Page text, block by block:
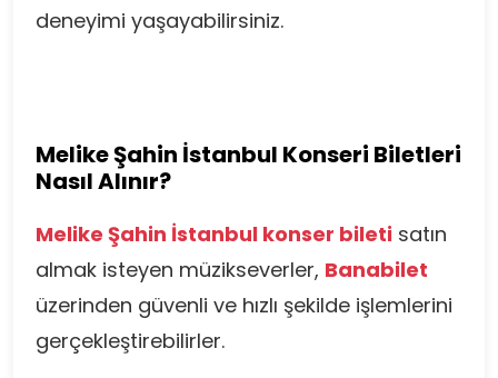
deneyimi yaşayabilirsiniz.
Melike Şahin İstanbul Konseri Biletleri
Nasıl Alınır?
Melike Şahin İstanbul konser bileti satın
almak isteyen müzikseverler, Banabilet
üzerinden güvenli ve hızlı şekilde işlemlerini
gerçekleştirebilirler.